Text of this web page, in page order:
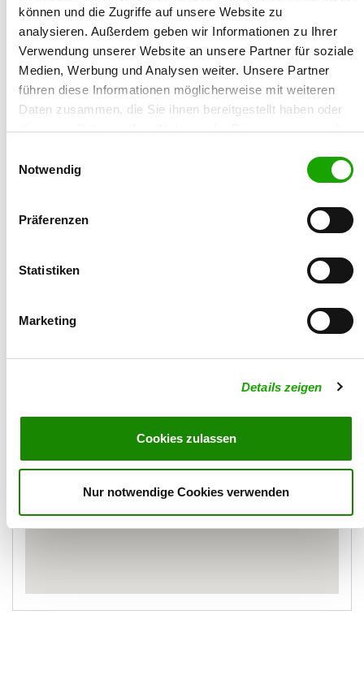
können und die Zugriffe auf unsere Website zu
analysieren. Außerdem geben wir Informationen zu Ihrer
Verwendung unserer Website an unsere Partner für soziale
Medien, Werbung und Analysen weiter. Unsere Partner
führen diese Informationen möglicherweise mit weiteren
Daten zusammen, die Sie ihnen bereitgestellt haben oder
die sie im Rahmen Ihrer Nutzung der Dienste gesammelt
Sie unsere Webseite weiterhin nutzen.
Notwendig
Präferenzen
Statistiken
Marketing
Details zeigen
Cookies zulassen
Nur notwendige Cookies verwenden
Züchtername:
Frank Maxein
Straße/Nr.:
Langenstück 18
Plz/Ort:
0152 29263350